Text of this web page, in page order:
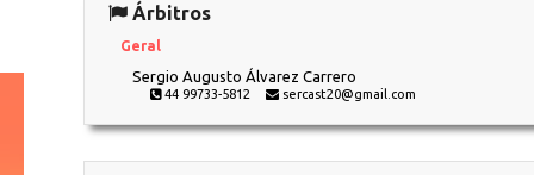
Árbitros
Geral
Sergio Augusto Álvarez Carrero
44 99733-5812 sercast20@gmail.com